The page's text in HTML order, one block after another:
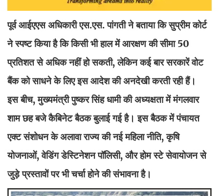
पूर्व आईएएस अधिकारी एस.एस. पांगती ने बताया कि सुप्रीम कोर्ट
ने स्पष्ट किया है कि किसी भी हाल में आरक्षण की सीमा 50
प्रतिशत से अधिक नहीं हो सकती, लेकिन कई बार सरकारें वोट
बैंक को साधने के लिए इस आदेश की अनदेखी करती रही हैं।
इस बीच, मुख्यमंत्री पुष्कर सिंह धामी की अध्यक्षता में मंगलवार
शाम छह बजे कैबिनेट बैठक बुलाई गई है। इस बैठक में पंचायत
एक्ट संशोधन के अलावा राज्य की नई महिला नीति, कृषि
योजनाओं, वेडिंग डेस्टिनेशन पॉलिसी, और होम स्टे सेवायोजन से
जुड़े प्रस्तावों पर भी चर्चा होने की संभावना है।